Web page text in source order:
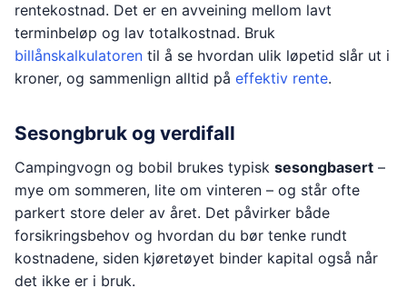
rentekostnad. Det er en avveining mellom lavt
terminbeløp og lav totalkostnad. Bruk
billånskalkulatoren til å se hvordan ulik løpetid slår ut i
kroner, og sammenlign alltid på effektiv rente.
Sesongbruk og verdifall
Campingvogn og bobil brukes typisk sesongbasert –
mye om sommeren, lite om vinteren – og står ofte
parkert store deler av året. Det påvirker både
forsikringsbehov og hvordan du bør tenke rundt
kostnadene, siden kjøretøyet binder kapital også når
det ikke er i bruk.